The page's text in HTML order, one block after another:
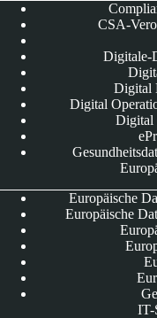
CSA-
Digitale-
Digital
Digital
Digital
Europäische
Europäische
IT-